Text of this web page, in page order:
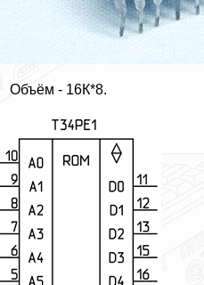
Объём - 16К*8.